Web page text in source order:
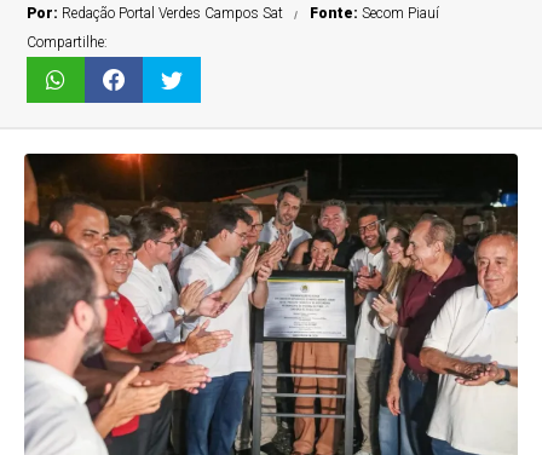
Por: Redação Portal Verdes Campos Sat Fonte:Secom Piauí
Compartilhe: